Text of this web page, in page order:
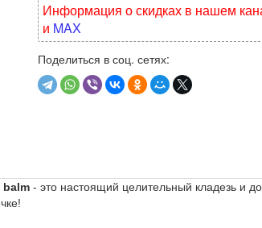
Информация о скидках в нашем
и MAX
Поделиться в соц. сетях:
balm - это настоящий целительный кладезь и